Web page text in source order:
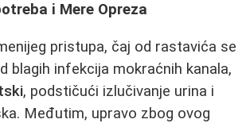
i Mere Opreza
pristupa, čaj od rastavića se
blagih infekcija mokraćnih kanala,
, podstičući izlučivanje urina i
Međutim, upravo zbog ovog